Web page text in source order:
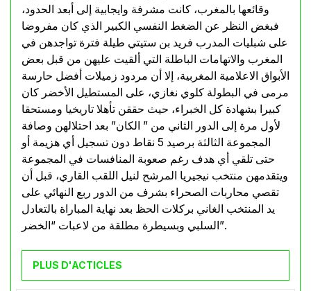
وقائعها بالمغرب، كانت مشرفة وايجابية إلى أبعد الحدود،
فبغض النظر عن الضغط النفسي الكبير الذي كان مفروضا
على شبليات المدرب فريد بن ستيتي طيلة فترة تواجدهن في
المغرب والاتهامات الباطلة التي ألقيت عليهن من قبل بعض
الأبواق الاعلامية المغربية، إلا أن مردود زميلات أفضل حارسة
مرمى في البطولة كلوي نغازي، على المستطيل الأخضر كان
كبيرا بشهادة كل الخبراء، حيث حققن تأهلا تاريخيا ومستحقا
لأول مرة إلى الدور الثاني من ” الكان” بعد احتلالهن وصافة
المجموعة الثالثة برصيد 5 نقاط دون تسجيل أي هزيمة أو
حتى تلقي أي هدف رغم صعوبة المنافسات في المجموعة
ويتقدمهن منتخب نيجيريا المرشح لنيل اللقب القاري، قبل أن
تقصي محاربات الصحراء بشرف من الدور ربع النهائي على
يد المنتخب الغاني بركلات الحظ بعد نهاية المباراة بالتعادل
السلبي وبسيطرة مطلقة من لاعبات “الخضر”.
PLUS D'ACTICLES